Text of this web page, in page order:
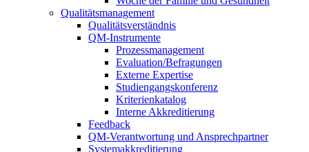
Qualitätsmanagement
Qualitätsverständnis
QM-Instrumente
Prozessmanagement
Evaluation/Befragungen
Externe Expertise
Studiengangskonferenz
Kriterienkatalog
Interne Akkreditierung
Feedback
QM-Verantwortung und Ansprechpartner
Systemakkreditierung